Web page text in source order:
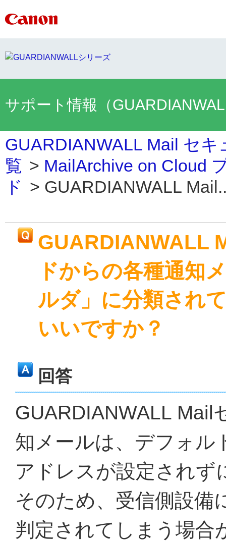
サポート情報（
GUARDIANWALL Mail セ
覧 > MailArchive on Cloud
ド > GUARDIANWALL
GUARDIANWALL
ドからの各種通知
ルダ」に分類され
いいですか？
回答
GUARDIANWALL Mail
知メールは、デフォル
アドレスが設定されず
そのため、受信側設備
判定されてしまう場合